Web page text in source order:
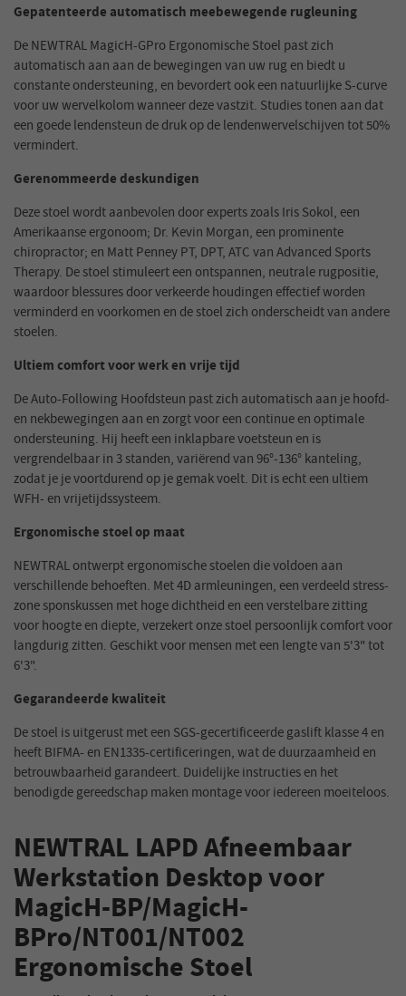
Gepatenteerde automatisch meebewegende rugleuning
De NEWTRAL MagicH-GPro Ergonomische Stoel past zich
automatisch aan aan de bewegingen van uw rug en biedt u
constante ondersteuning, en bevordert ook een natuurlijke S-curve
voor uw wervelkolom wanneer deze vastzit. Studies tonen aan dat
een goede lendensteun de druk op de lendenwervelschijven tot 50%
vermindert.
Gerenommeerde deskundigen
Deze stoel wordt aanbevolen door experts zoals Iris Sokol, een
Amerikaanse ergonoom; Dr. Kevin Morgan, een prominente
chiropractor; en Matt Penney PT, DPT, ATC van Advanced Sports
Therapy. De stoel stimuleert een ontspannen, neutrale rugpositie,
waardoor blessures door verkeerde houdingen effectief worden
verminderd en voorkomen en de stoel zich onderscheidt van andere
stoelen.
Ultiem comfort voor werk en vrije tijd
De Auto-Following Hoofdsteun past zich automatisch aan je hoofd-
en nekbewegingen aan en zorgt voor een continue en optimale
ondersteuning. Hij heeft een inklapbare voetsteun en is
vergrendelbaar in 3 standen, variërend van 96°-136° kanteling,
zodat je je voortdurend op je gemak voelt. Dit is echt een ultiem
WFH- en vrijetijdssysteem.
Ergonomische stoel op maat
NEWTRAL ontwerpt ergonomische stoelen die voldoen aan
verschillende behoeften. Met 4D armleuningen, een verdeeld stress-
zone sponskussen met hoge dichtheid en een verstelbare zitting
voor hoogte en diepte, verzekert onze stoel persoonlijk comfort voor
langdurig zitten. Geschikt voor mensen met een lengte van 5'3" tot
6'3".
Gegarandeerde kwaliteit
De stoel is uitgerust met een SGS-gecertificeerde gaslift klasse 4 en
heeft BIFMA- en EN1335-certificeringen, wat de duurzaamheid en
betrouwbaarheid garandeert. Duidelijke instructies en het
benodigde gereedschap maken montage voor iedereen moeiteloos.
NEWTRAL LAPD Afneembaar
Werkstation Desktop voor
MagicH-BP/MagicH-
BPro/NT001/NT002
Ergonomische Stoel